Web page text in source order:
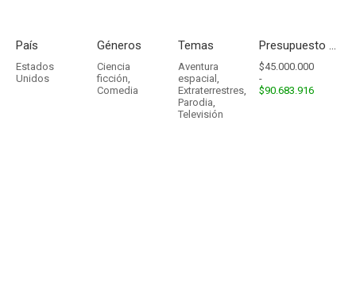
País
Estados
Unidos
Géneros
Ciencia
ficción,
Comedia
Temas
Aventura
espacial ,
Extraterrestres,
Parodia,
Televisión
Presupuesto - Ingresos
$45.000.000
-
$90.683.916